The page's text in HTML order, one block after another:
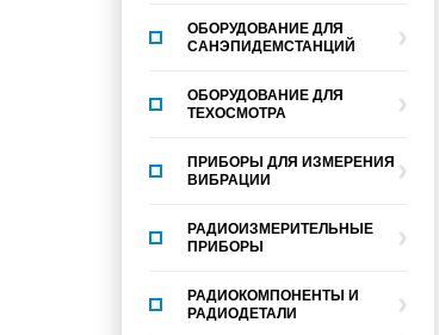
ОБОРУДОВАНИЕ ДЛЯ
САНЭПИДЕМСТАНЦИЙ
ОБОРУДОВАНИЕ ДЛЯ
ТЕХОСМОТРА
ПРИБОРЫ ДЛЯ ИЗМЕРЕНИЯ
ВИБРАЦИИ
РАДИОИЗМЕРИТЕЛЬНЫЕ
ПРИБОРЫ
РАДИОКОМПОНЕНТЫ И
РАДИОДЕТАЛИ